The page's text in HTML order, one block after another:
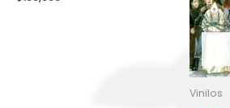
Vinilos